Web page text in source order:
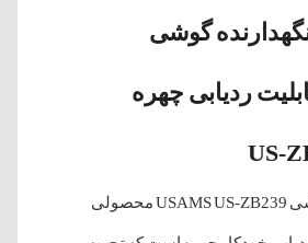
گوشی
ردیابی چهره
پایه نگهدارنده گوشی USAMS US-ZB239 محصولی